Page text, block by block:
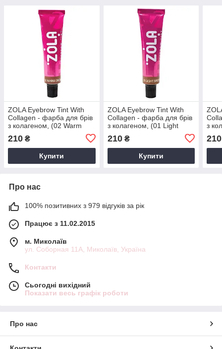
ZOLA Eyebrow Tint With
Collagen - фарба для брів
з колагеном, (02 Warm
210 ₴
Купити
ZOLA Eyebrow Tint With
Collagen - фарба для брів
з колагеном, (01 Light
210₴
Купити
з
210
Про нас
100% позитивних з 979 відгуків за рік
Працює з 11.02.2015
м. Миколаїв
ул. Соборная 11А, Миколаїв, Україна
Контакти
Сьогодні вихідний
Показати весь графік роботи
Про нас